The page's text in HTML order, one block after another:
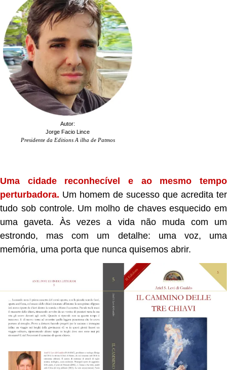
Autor:
Jorge Facio Lince
Presidente da Editions A ilha de Patmos
Uma cidade reconhecível e ao mesmo tempo
perturbadora. Um homem de sucesso que acredita ter
tudo sob controle. Um molho de chaves esquecido em
uma gaveta. Às vezes a vida não muda com um
estrondo, mas com um detalhe: uma voz, uma
memória, uma porta que nunca quisemos abrir.